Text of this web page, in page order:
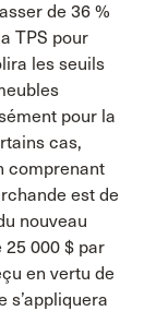
de 36 %
TPS pour
les seuils
pour la
cas,
comprenant
est de
nouveau
25 000 $ par
en vertu de
s’appliquera